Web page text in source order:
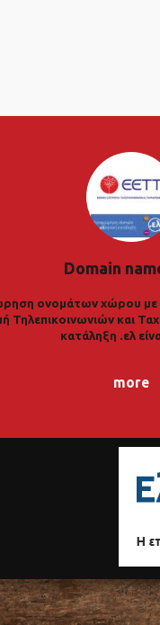
Domain
ονομάτων χώρου
Τηλεπικοινωνιών και
κατάληξη .ελ
more